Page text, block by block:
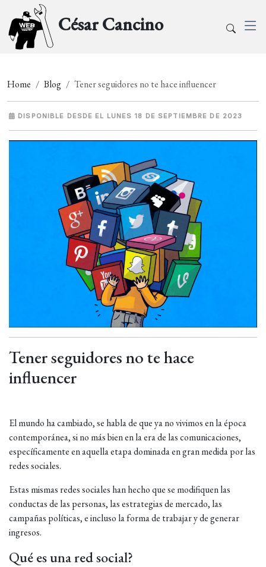
César Cancino
Home Blog Tener seguidores no te hace influencer
DISPONIBLE DESDE EL LUNES 18 DE SEPTIEMBRE DE 2023
Tener seguidores no te hace
influencer
El mundo ha cambiado, se habla de que ya no vivimos en la época
contemporánea, si no más bien en la era de las comunicaciones,
específicamente en aquella etapa dominada en gran medida por las
redes sociales.
Estas mismas redes sociales han hecho que se modifiquen las
conductas de las personas, las estrategias de mercado, las
campañas políticas, e incluso la forma de trabajar y de generar
ingresos.
Qué es una red social?